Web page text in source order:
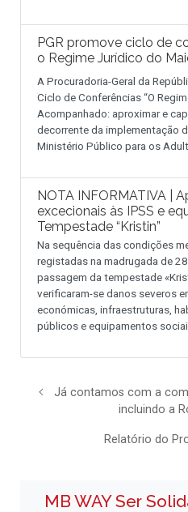
PGR promove ciclo de
o Regime Jurídico do
A Procuradoria-Geral da
Ciclo de Conferências “O
Acompanhado: aproximar e
decorrente da implementação
Ministério Público para os
NOTA INFORMATIVA |
excecionais às IPSS e
Tempestade “Kristin”
Na sequência das condições
registadas na madrugada de
passagem da tempestade
verificaram-se danos severos
económicas, infraestruturas,
públicos e equipamentos
Já contamos com a
incluindo a
Relatório do
MB WAY Ser